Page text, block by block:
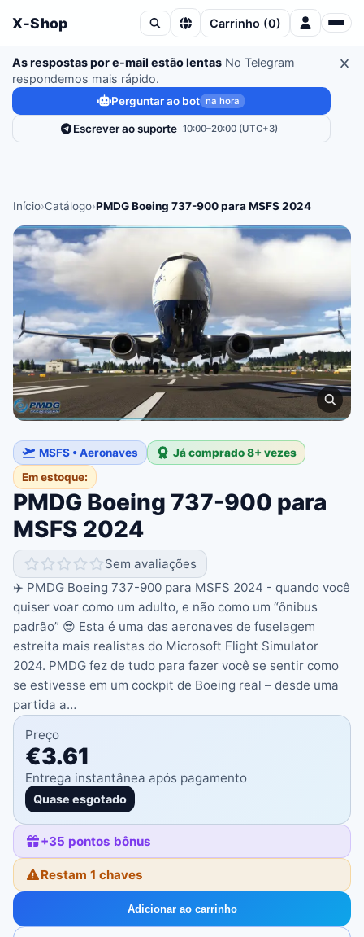
X‑Shop Carrinho (0)
As respostas por e-mail estão lentas No Telegram
respondemos mais rápido.
Perguntar ao bot na hora
Escrever ao suporte 10:00–20:00 (UTC+3)
Início›Catálogo›PMDG Boeing 737-900 para MSFS 2024
MSFS • Aeronaves
Já comprado 8+ vezes
Em estoque:
PMDG Boeing 737-900 para
MSFS 2024
Sem avaliações
✈️ PMDG Boeing 737-900 para MSFS 2024 - quando você
quiser voar como um adulto, e não como um “ônibus
padrão” 😎 Esta é uma das aeronaves de fuselagem
estreita mais realistas do Microsoft Flight Simulator
2024. PMDG fez de tudo para fazer você se sentir como
se estivesse em um cockpit de Boeing real – desde uma
partida a…
Preço
€3.61
Entrega instantânea após pagamento
Quase esgotado
+35 pontos bônus
Restam 1 chaves
Adicionar ao carrinho